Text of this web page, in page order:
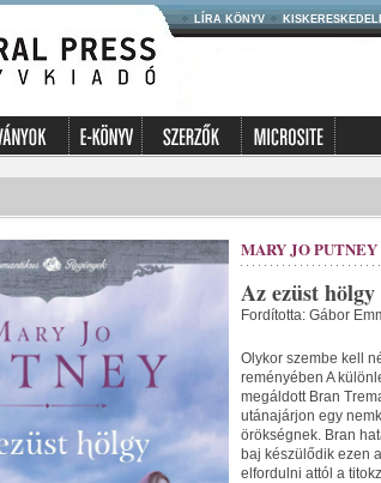
LÍRA KÖNYV
MARY JO PUTNEY
Az ezüst hölgy
Fordította: Gábor
Olykor szembe kell
reményében A
megáldott Bran
utánajárjon egy
örökségnek. Bran
baj készülődik ezen
elfordulni attól a